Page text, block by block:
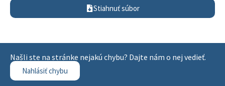
Stiahnuť súbor
Našli ste na stránke nejakú chybu? Dajte nám o nej vedieť.
Nahlásiť chybu